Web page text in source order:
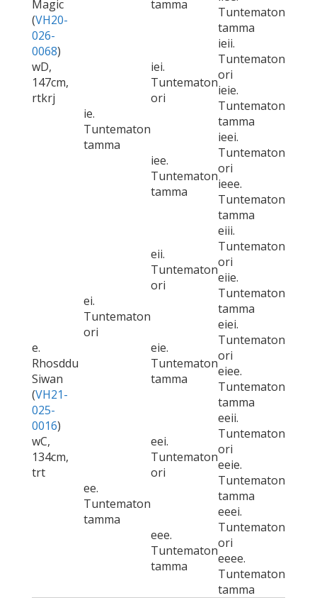
Magic
(VH20-
026-
0068)
wD,
147cm,
rtkrj
tamma
Tuntematon
tamma
ie.
Tuntematon
tamma
iei.
Tuntematon
ori
ieii.
Tuntematon
ori
ieie.
Tuntematon
tamma
iee.
Tuntematon
tamma
ieei.
Tuntematon
ori
ieee.
Tuntematon
tamma
e.
Rhosddu
Siwan
(VH21-
025-
0016)
wC,
134cm,
trt
ei.
Tuntematon
ori
eii.
Tuntematon
ori
eiii.
Tuntematon
ori
eiie.
Tuntematon
tamma
eie.
Tuntematon
tamma
eiei.
Tuntematon
ori
eiee.
Tuntematon
tamma
ee.
Tuntematon
tamma
eei.
Tuntematon
ori
eeii.
Tuntematon
ori
eeie.
Tuntematon
tamma
eee.
Tuntematon
tamma
eeei.
Tuntematon
ori
eeee.
Tuntematon
tamma